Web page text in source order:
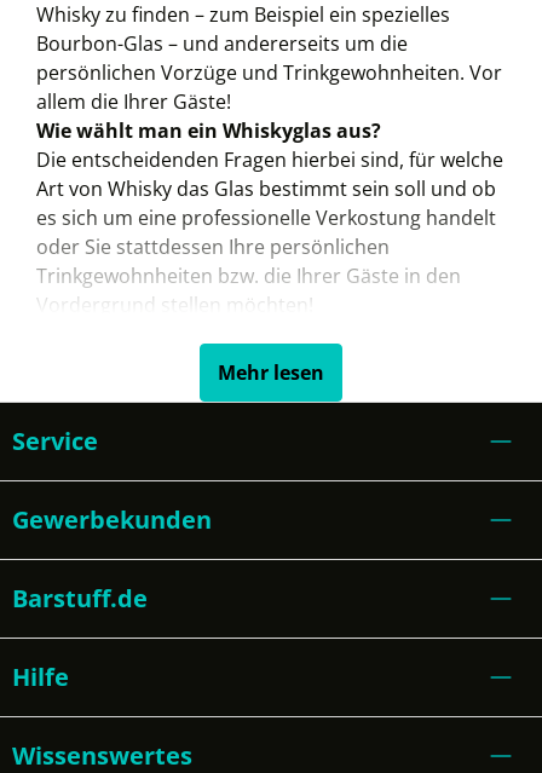
Whisky zu finden – zum Beispiel ein spezielles
Bourbon-Glas – und andererseits um die
persönlichen Vorzüge und Trinkgewohnheiten. Vor
allem die Ihrer Gäste!
Wie wählt man ein Whiskyglas aus?
Die entscheidenden Fragen hierbei sind, für welche
Art von Whisky das Glas bestimmt sein soll und ob
es sich um eine professionelle Verkostung handelt
oder Sie stattdessen Ihre persönlichen
Trinkgewohnheiten bzw. die Ihrer Gäste in den
Vordergrund stellen möchten!
Mehr lesen
Service
Gewerbekunden
Barstuff.de
Hilfe
Wissenswertes